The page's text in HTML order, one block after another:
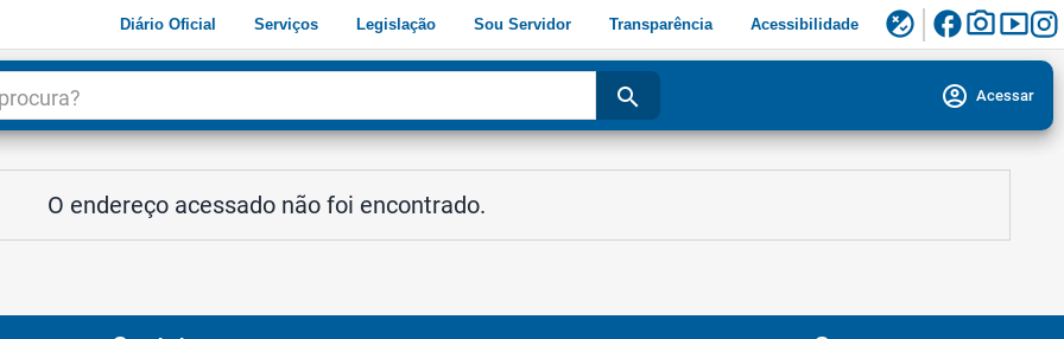
Diário Oficial Serviços Legislação Sou Servidor Transparência Acessibilidade flaky facebookphoto_camerasmart_display
search account_circle Acessar
O endereço acessado não foi encontrado.